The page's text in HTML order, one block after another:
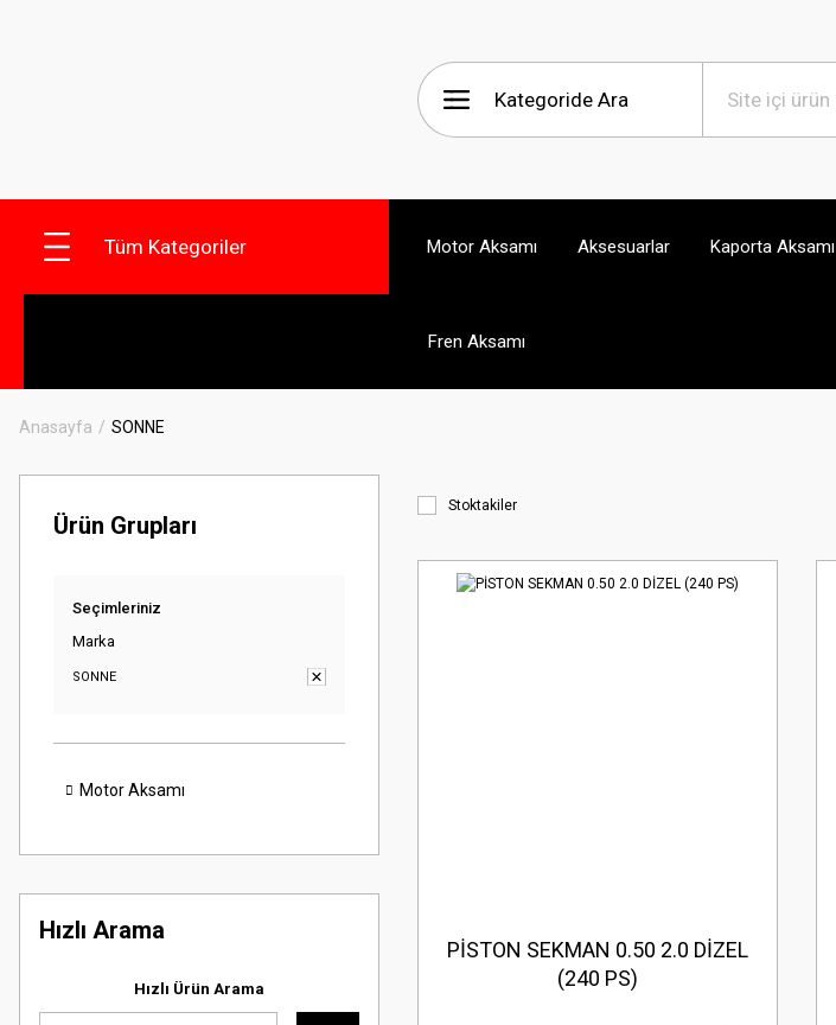
Tüm Kategoriler Motor Aksamı Aksesuarlar Kaporta Aksamı
Fren Aksamı
Anasayfa SONNE
Ürün Grupları
Seçimleriniz
Marka
SONNE
Motor Aksamı
Hızlı Arama
Hızlı Ürün Arama
Stoktakiler
PİSTON SEKMAN 0.50 2.0 DİZEL
(240 PS)